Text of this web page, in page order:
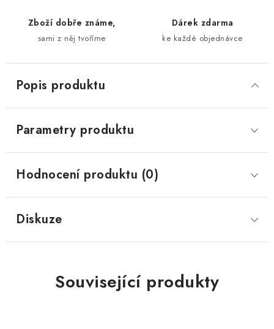
Zboží dobře známe,
sami z něj tvoříme
Dárek zdarma
ke každé objednávce
Popis produktu
Parametry produktu
Hodnocení produktu (0)
Diskuze
Související produkty